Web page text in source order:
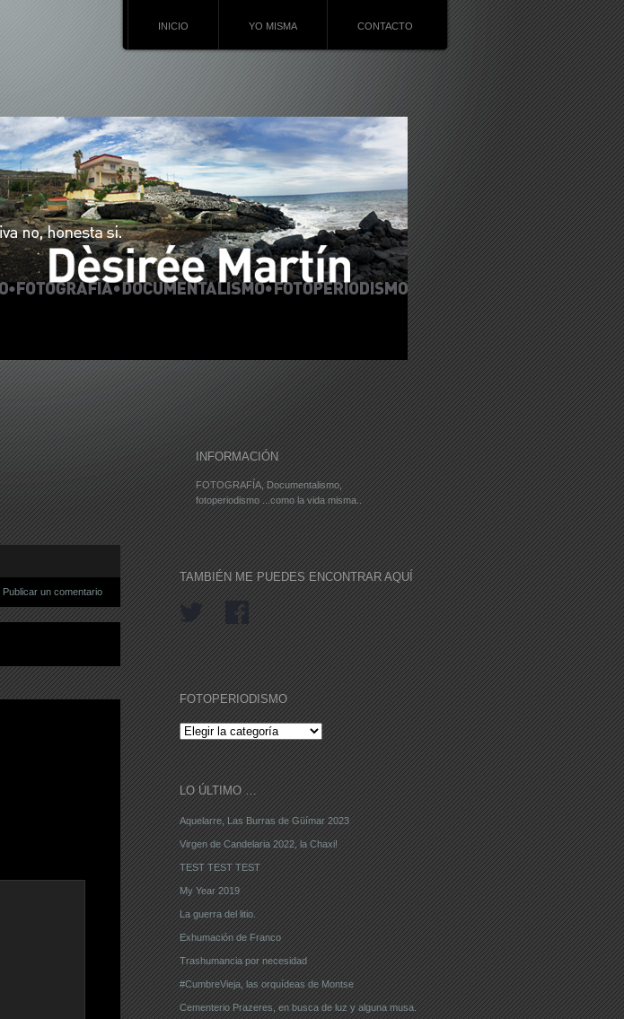
INICIO YO MISMA CONTACTO
Publicar un comentario
INFORMACIÓN
FOTOGRAFÍA, Documentalismo,
fotoperiodismo ...como la vida misma..
TAMBIÉN ME PUEDES ENCONTRAR AQUÍ
FOTOPERIODISMO
FOTOPERIODISMO
LO ÚLTIMO …
Aquelarre, Las Burras de Güímar 2023
Virgen de Candelaria 2022, la Chaxi!
TEST TEST TEST
My Year 2019
La guerra del litio.
Exhumación de Franco
Trashumancia por necesidad
#CumbreVieja, las orquídeas de Montse
Cementerio Prazeres, en busca de luz y alguna musa.